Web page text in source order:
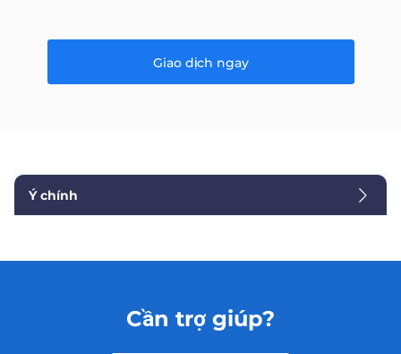
Giao dịch ngay
Ý chính
Cần trợ giúp?